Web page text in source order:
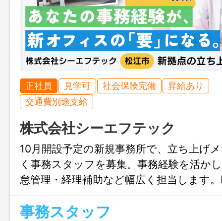
正社員 見学可 社会保険完備
昇給あり
交通費別途支給
株式会社シーエフテック
10月開設予定の新規事務所で、立ち上げ
く事務スタッフを募集。事務経験を活か
怠管理・経理補助など幅広く担当します
や動画編集、AI活用にも挑戦できる、前
りの仕事です。
事務スタッフ